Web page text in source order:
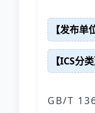
【发布单
【ICS分类
GB/T